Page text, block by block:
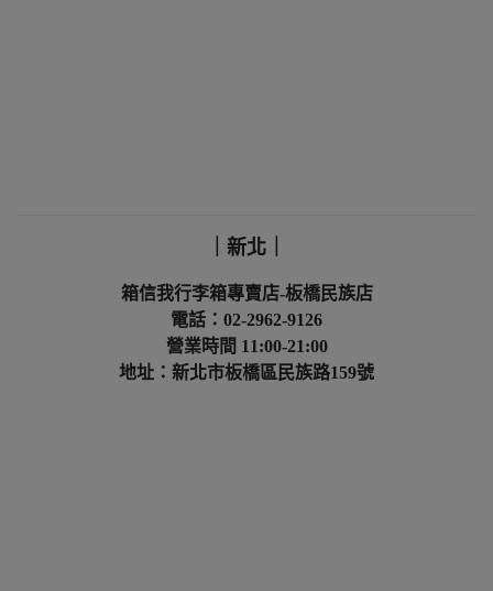
｜新北｜
箱信我行李箱專賣店-板橋民族店
電話：02-2962-9126
營業時間 11:00-21:00
地址：新北市板橋區民族路159號